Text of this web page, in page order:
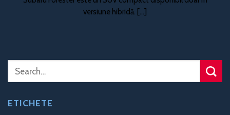
versiune hibridă. [...]
ETICHETE